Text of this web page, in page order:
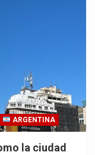
ARGENTINA
la ciudad